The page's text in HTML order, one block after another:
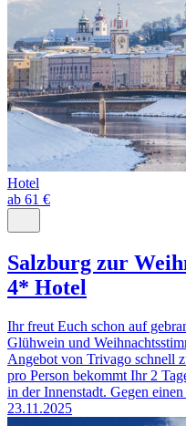
Hotel
ab 61 €
Salzburg zur
4* Hotel
Ihr freut Euch schon auf
Glühwein und
Angebot von Trivago schnell
pro Person bekommt Ihr 2
in der Innenstadt. Gegen
23.11.2025